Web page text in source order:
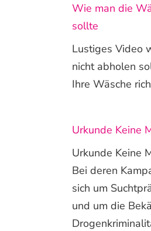
Wie man die
sollte
Lustiges Video
nicht abholen
Ihre Wäsche
Urkunde Keine
Urkunde Keine
Bei deren
sich um
und um die